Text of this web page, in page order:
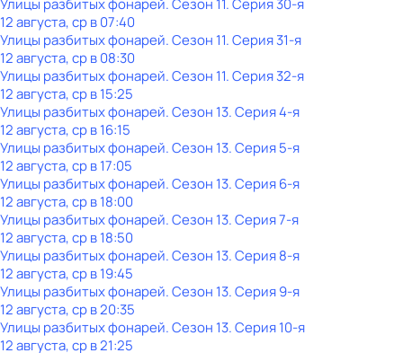
Улицы разбитых фонарей. Сезон 11. Серия 30-я
12 августа, ср в 07:40
Улицы разбитых фонарей. Сезон 11. Серия 31-я
12 августа, ср в 08:30
Улицы разбитых фонарей. Сезон 11. Серия 32-я
12 августа, ср в 15:25
Улицы разбитых фонарей. Сезон 13. Серия 4-я
12 августа, ср в 16:15
Улицы разбитых фонарей. Сезон 13. Серия 5-я
12 августа, ср в 17:05
Улицы разбитых фонарей. Сезон 13. Серия 6-я
12 августа, ср в 18:00
Улицы разбитых фонарей. Сезон 13. Серия 7-я
12 августа, ср в 18:50
Улицы разбитых фонарей. Сезон 13. Серия 8-я
12 августа, ср в 19:45
Улицы разбитых фонарей. Сезон 13. Серия 9-я
12 августа, ср в 20:35
Улицы разбитых фонарей. Сезон 13. Серия 10-я
12 августа, ср в 21:25